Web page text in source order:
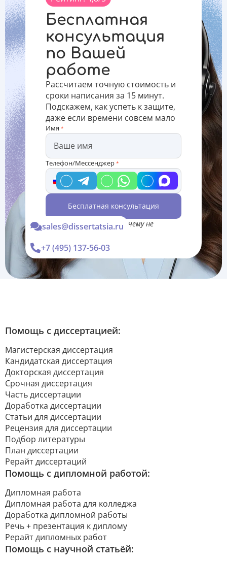
обосновывая
собственные
умозаключения
в
соответствии
с
полученными
результатами
исследования.
Как сделать
вывод в
диплом
программу
выбранному
направлению
и
своевременно
подготовить
дипломный
проект в
соответствии
со всем
информационных
источников. В
некоторых
может
в
Бесплатная
консультация
по Вашей
работе
Рассчитаем точную стоимость и
сроки написания за 15 минут.
Подскажем, как успеть к защите,
даже если времени совсем мало
Имя *
Телефон/Мессенджер *
Бесплатная консультация
*Консультация Вас ни к чему не
sales@dissertatsia.ru
+7 (495) 137-56-03
Помощь с диссертацией:
Магистерская диссертация
Кандидатская диссертация
Докторская диссертация
Срочная диссертация
Часть диссертации
Доработка диссертации
Статьи для диссертации
Рецензия для диссертации
Подбор литературы
План диссертации
Рерайт диссертаций
Помощь с дипломной работой:
Дипломная работа
Дипломная работа для колледжа
Доработка дипломной работы
Речь + презентация к диплому
Рерайт дипломных работ
Помощь с научной статьёй: